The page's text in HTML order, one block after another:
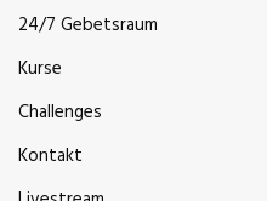
24/7 Gebetsraum
Kurse
Challenges
Kontakt